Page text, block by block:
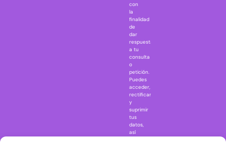
Rick and
con
la
finalidad
de
dar
respuesta
a tu
consulta
o
petición.
Puedes
acceder,
rectificar
y
suprimir
tus
datos,
así